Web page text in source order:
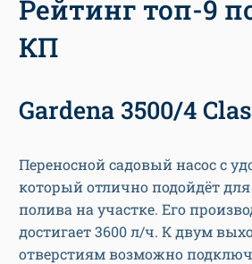
Рейтинг топ-9
КП
Gardena 3500/4
Переносной садовый насос с
который отлично подойдёт
полива на участке. Его
достигает 3600 л/ч. К двум
отверстиям возможно